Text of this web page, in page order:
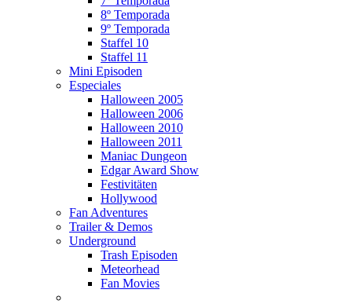
8º Temporada
9º Temporada
Staffel 10
Staffel 11
Mini Episoden
Especiales
Halloween 2005
Halloween 2006
Halloween 2010
Halloween 2011
Maniac Dungeon
Edgar Award Show
Festivitäten
Hollywood
Fan Adventures
Trailer & Demos
Underground
Trash Episoden
Meteorhead
Fan Movies